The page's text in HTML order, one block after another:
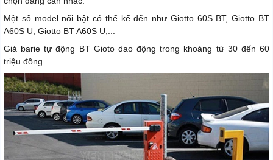
Một số model nổi bật có thể kể đến như Giotto 60S BT, Giotto BT
A60S U, Giotto BT A60S U,...
Giá barie tự động BT Gioto dao động trong khoảng từ 30 đến 60
triệu đồng.